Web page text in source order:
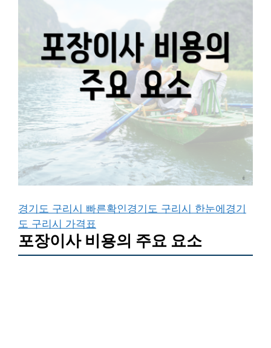
경기도 구리시 빠른확인경기도 구리시 한눈에경기
도 구리시 가격표
포장이사 비용의 주요 요소